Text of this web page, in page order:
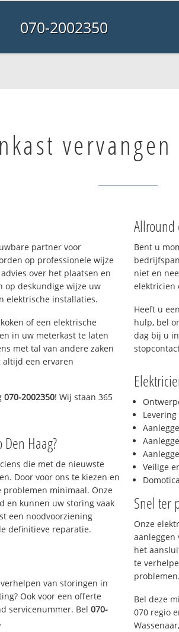
070-2002350
partner voor
op professionele wijze
over het plaatsen en
op deskundige wijze uw
elektrische installaties.
of een elektrische
in uw meterkast te laten
met tal van andere zaken
altijd een ervaren
070-2002350! Wij staan 365
Haag?
die met de nieuwste
Door voor ons te kiezen en
problemen minimaal. Onze
en kunnen uw storing vaak
een noodvoorziening
definitieve reparatie.
van storingen in
Ook voor een offerte
servicenummer. Bel070-
.
Allround
Bent u
niet en
elektricien
Heeft u
hulp, bel
dag bij u
Veilige
Domotica
Snel ter
Onze
aanleggen
het
te
problemen.
Bel deze
070 regio